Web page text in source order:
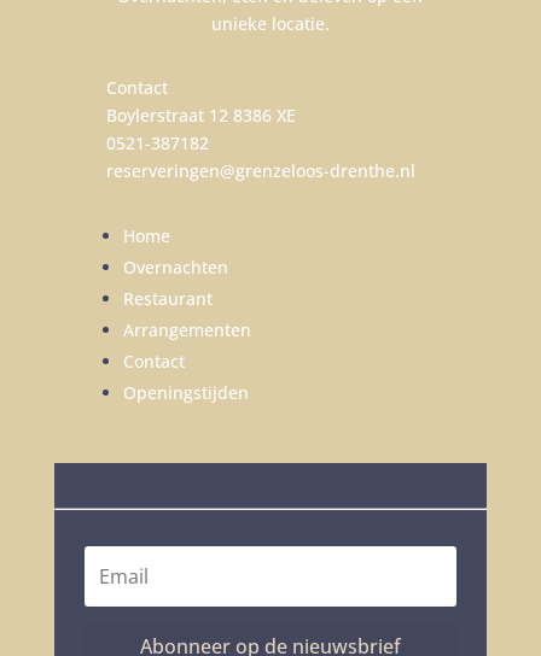
unieke locatie.
Contact
Boylerstraat 12 8386 XE
0521-387182
reserveringen@grenzeloos-drenthe.nl
Home
Overnachten
Restaurant
Arrangementen
Contact
Openingstijden
Abonneer op de nieuwsbrief